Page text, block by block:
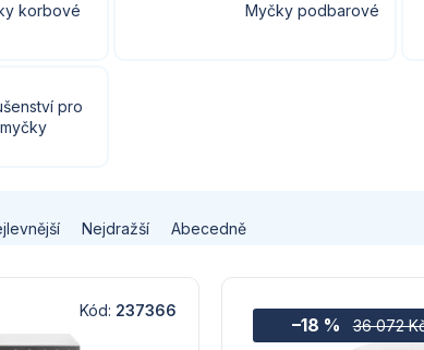
korbové Myčky podbarové
pro
myčky
Nejdražší Abecedně
Kód: 237366
36 072
–18 %